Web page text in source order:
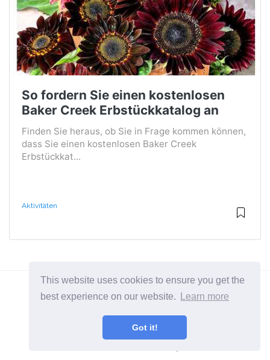
This website uses cookies to ensure you get the
best experience on our website.
Learn more
Got it!
So fordern Sie einen kostenlosen
Baker Creek Erbstückkatalog an
Finden Sie heraus, ob Sie in Frage kommen können,
dass Sie einen kostenlosen Baker Creek
Erbstückkat...
Aktivitäten
2026 ©BuruNews
Alle Kategorien